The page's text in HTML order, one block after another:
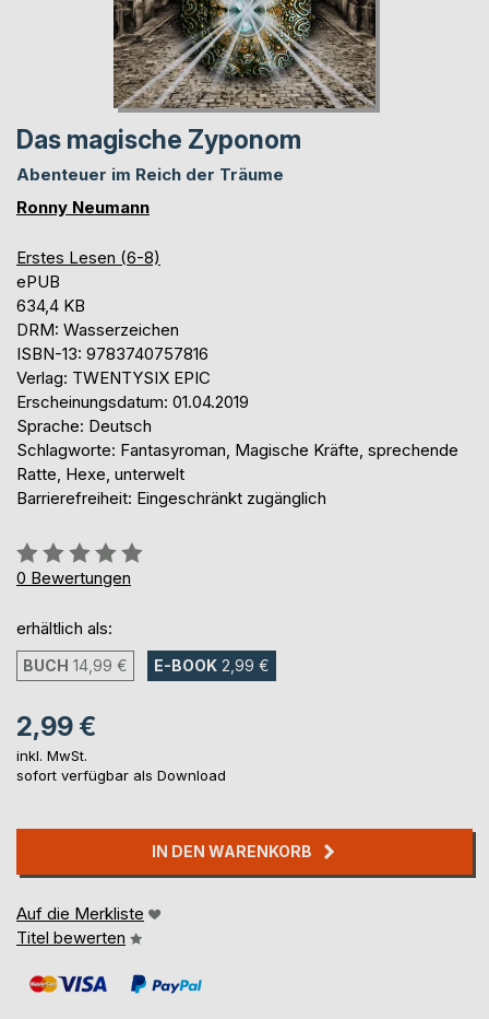
Das magische Zyponom
Abenteuer im Reich der Träume
Ronny Neumann
Erstes Lesen (6-8)
ePUB
634,4 KB
DRM: Wasserzeichen
ISBN-13: 9783740757816
Verlag: TWENTYSIX EPIC
Erscheinungsdatum: 01.04.2019
Sprache: Deutsch
Schlagworte: Fantasyroman, Magische Kräfte, sprechende
Ratte, Hexe, unterwelt
Barrierefreiheit: Eingeschränkt zugänglich
Bewertung::
0%
0 Bewertungen
erhältlich als:
BUCH 14,99 € E-BOOK 2,99 €
2,99 €
inkl. MwSt.
sofort verfügbar als Download
IN DEN WARENKORB
Auf die Merkliste
Titel bewerten